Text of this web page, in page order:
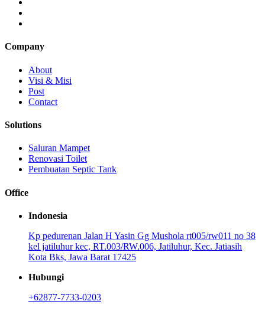
Company
About
Visi & Misi
Post
Contact
Solutions
Saluran Mampet
Renovasi Toilet
Pembuatan Septic Tank
Office
Indonesia
Kp pedurenan Jalan H Yasin Gg Mushola rt005/rw011 no 38
kel jatiluhur kec, RT.003/RW.006, Jatiluhur, Kec. Jatiasih
Kota Bks, Jawa Barat 17425
Hubungi
+62877-7733-0203